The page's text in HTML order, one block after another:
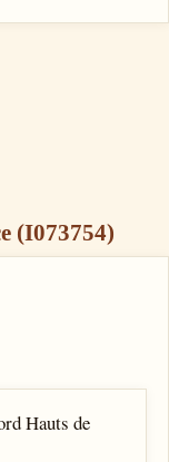
(I073754)
Hauts de